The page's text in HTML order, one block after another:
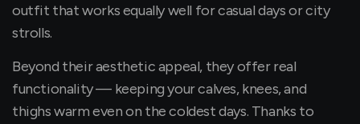
outfit that works equally well for casual days or city
strolls.
Beyond their aesthetic appeal, they offer real
functionality — keeping your calves, knees, and
thighs warm even on the coldest days. Thanks to